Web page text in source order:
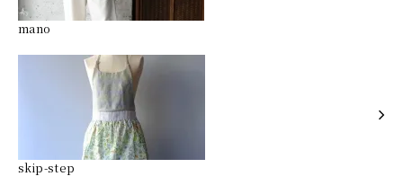
mano
skip-step